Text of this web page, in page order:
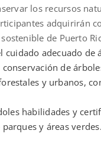
los recursos
adquirirán
de Puerto
cuidado adecuado de
de
y urbanos,
habilidades y
y áreas verdes.